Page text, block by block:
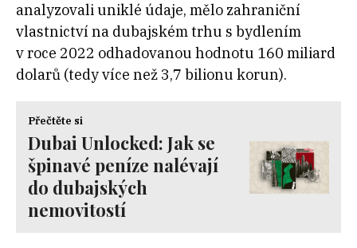
analyzovali uniklé údaje, mělo zahraniční
vlastnictví na dubajském trhu s bydlením
v roce 2022 odhadovanou hodnotu 160 miliard
dolarů (tedy více než 3,7 bilionu korun).
Přečtěte si
Dubai Unlocked: Jak se
špinavé peníze nalévají
do dubajských
nemovitostí